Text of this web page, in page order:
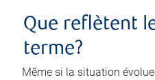
Que reflètent
terme?
Même si la situation